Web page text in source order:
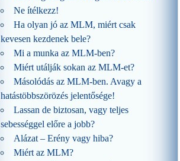
Ne ítélkezz!
Ha olyan jó az MLM, miért csak
kevesen kezdenek bele?
Mi a munka az MLM-ben?
Miért utálják sokan az MLM-et?
Másolódás az MLM-ben. Avagy a
hatástöbbszörözés jelentősége!
Lassan de biztosan, vagy teljes
sebességgel előre a jobb?
Alázat – Erény vagy hiba?
Miért az MLM?